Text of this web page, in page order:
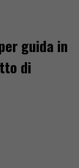
guida in
di